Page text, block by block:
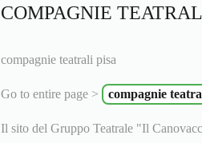
COMPAGNIE
compagnie teatrali pisa
Go to entire page > compagnie
Il sito del Gruppo Teatrale "Il